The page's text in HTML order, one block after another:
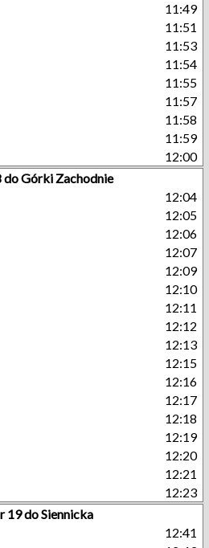
11:49
11:51
11:53
11:54
11:55
11:57
11:58
11:59
12:00
do Górki Zachodnie
12:04
12:05
12:06
12:07
12:09
12:10
12:11
12:12
12:13
12:15
12:16
12:17
12:18
12:19
12:20
12:21
12:23
19 do Siennicka
12:41